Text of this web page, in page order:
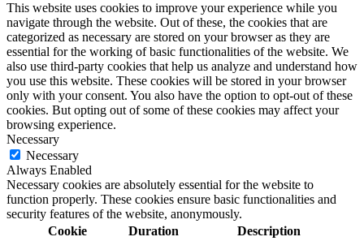
This website uses cookies to improve your experience while you
navigate through the website. Out of these, the cookies that are
categorized as necessary are stored on your browser as they are
essential for the working of basic functionalities of the website. We
also use third-party cookies that help us analyze and understand how
you use this website. These cookies will be stored in your browser
only with your consent. You also have the option to opt-out of these
cookies. But opting out of some of these cookies may affect your
browsing experience.
Necessary
Necessary
Always Enabled
Necessary cookies are absolutely essential for the website to
function properly. These cookies ensure basic functionalities and
security features of the website, anonymously.
Cookie
Duration Description